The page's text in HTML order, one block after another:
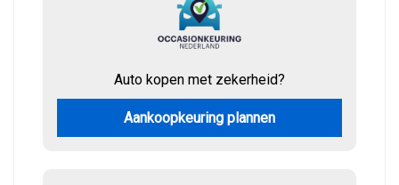
Auto kopen met zekerheid?
Aankoopkeuring plannen